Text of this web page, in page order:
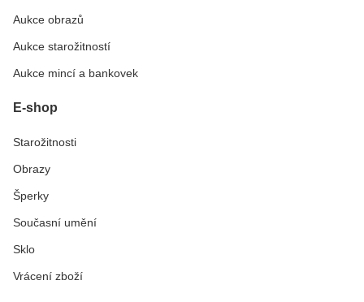
Aukce obrazů
Aukce starožitností
Aukce mincí a bankovek
E-shop
Starožitnosti
Obrazy
Šperky
Současní umění
Sklo
Vrácení zboží